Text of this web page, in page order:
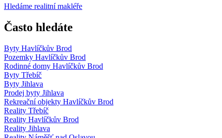
Hledáme realitní makléře
Často hledáte
Byty Havlíčkův Brod
Pozemky Havlíčkův Brod
Rodinné domy Havlíčkův Brod
Byty Třebíč
Byty Jihlava
Prodej byty Jihlava
Rekreační objekty Havlíčkův Brod
Reality Třebíč
Reality Havlíčkův Brod
Reality Jihlava